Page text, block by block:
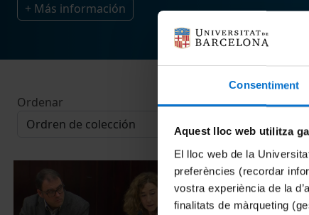
Consentiment
Aquest lloc web utilitza
El lloc web de la
preferències (recordar
vostra experiència de la
finalitats de màrqueting
+ Más información
Ordenar